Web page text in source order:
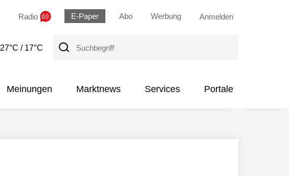
Radio E-Paper Abo Werbung Anmelden
27°C / 17°C
Suchbegriff
Meinungen Marktnews Services Portale